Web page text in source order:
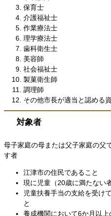
保育士
介護福祉士
作業療法士
理学療法士
歯科衛生士
美容師
社会福祉士
製菓衛生師
調理師
その他市長が適当と認める
対象者
母子家庭の母または父子家庭の父
す者
江津市の住民であること
現に児童（20歳に満たない
児童扶養手当の支給を受け
と
養成機関において6か月以